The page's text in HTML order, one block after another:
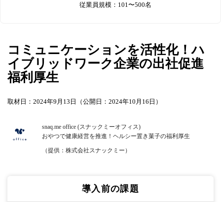
従業員規模：101〜500名
コミュニケーションを活性化！ハ
イブリッドワーク企業の出社促進
福利厚生
取材日：2024年9月13日（公開日：2024年10月16日）
snaq.me office (スナックミーオフィス)
おやつで健康経営を推進！ヘルシー置き菓子の福利厚生
（提供：株式会社スナックミー）
導入前の課題